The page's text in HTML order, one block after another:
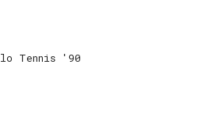
Tennis '90